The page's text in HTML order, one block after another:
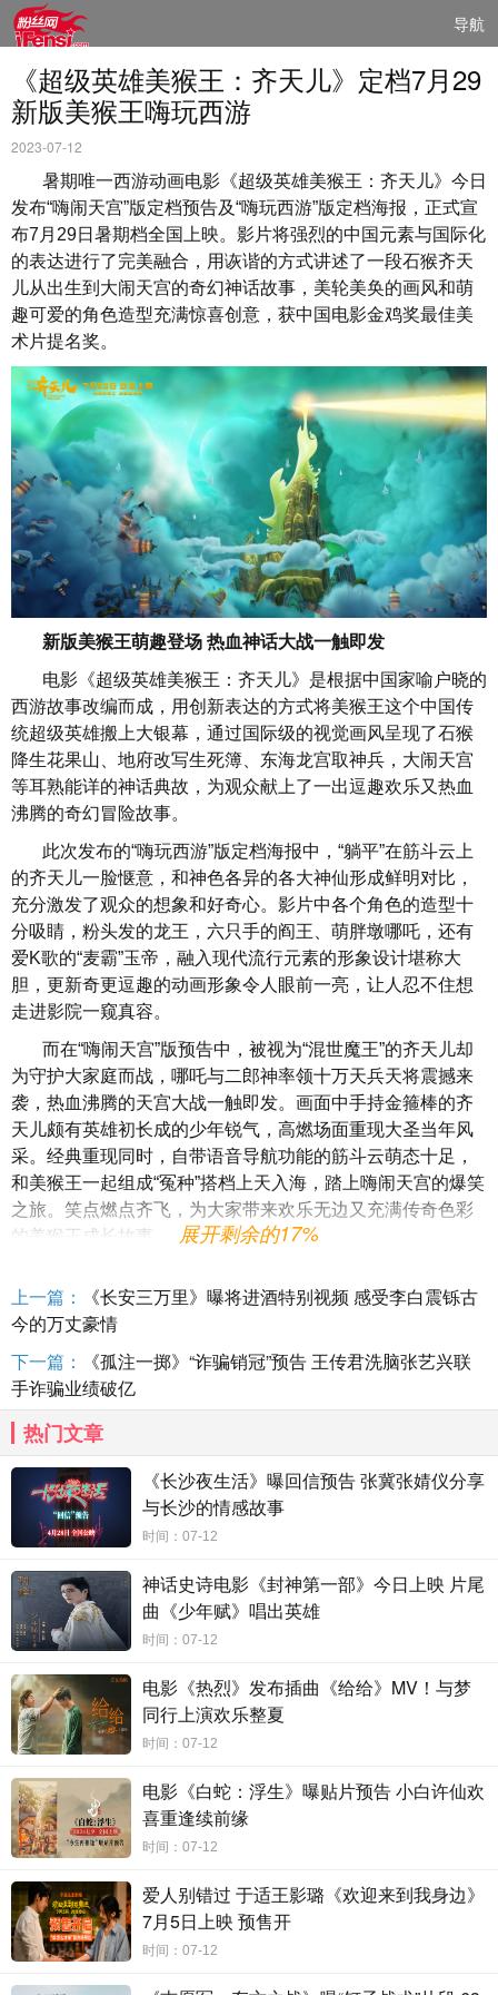
导航
《超级英雄美猴王：齐天儿》定档7月29
新版美猴王嗨玩西游
2023-07-12
暑期唯一西游动画电影《超级英雄美猴王：齐天儿》今日
发布“嗨闹天宫”版定档预告及“嗨玩西游”版定档海报，正式宣
布7月29日暑期档全国上映。影片将强烈的中国元素与国际化
的表达进行了完美融合，用诙谐的方式讲述了一段石猴齐天
儿从出生到大闹天宫的奇幻神话故事，美轮美奂的画风和萌
趣可爱的角色造型充满惊喜创意，获中国电影金鸡奖最佳美
术片提名奖。
新版美猴王萌趣登场 热血神话大战一触即发
电影《超级英雄美猴王：齐天儿》是根据中国家喻户晓的
西游故事改编而成，用创新表达的方式将美猴王这个中国传
统超级英雄搬上大银幕，通过国际级的视觉画风呈现了石猴
降生花果山、地府改写生死簿、东海龙宫取神兵，大闹天宫
等耳熟能详的神话典故，为观众献上了一出逗趣欢乐又热血
沸腾的奇幻冒险故事。
此次发布的“嗨玩西游”版定档海报中，“躺平”在筋斗云上
的齐天儿一脸惬意，和神色各异的各大神仙形成鲜明对比，
充分激发了观众的想象和好奇心。影片中各个角色的造型十
分吸睛，粉头发的龙王，六只手的阎王、萌胖墩哪吒，还有
爱K歌的“麦霸”玉帝，融入现代流行元素的形象设计堪称大
胆，更新奇更逗趣的动画形象令人眼前一亮，让人忍不住想
走进影院一窥真容。
而在“嗨闹天宫”版预告中，被视为“混世魔王”的齐天儿却
为守护大家庭而战，哪吒与二郎神率领十万天兵天将震撼来
袭，热血沸腾的天宫大战一触即发。画面中手持金箍棒的齐
天儿颇有英雄初长成的少年锐气，高燃场面重现大圣当年风
采。经典重现同时，自带语音导航功能的筋斗云萌态十足，
和美猴王一起组成“冤种”搭档上天入海，踏上嗨闹天宫的爆笑
之旅。笑点燃点齐飞，为大家带来欢乐无边又充满传奇色彩
的美猴王成长故事。
中国故事的全球化表达 暑期唯一西游动画点燃情怀
电影《超级英雄美猴王：齐天儿》是中国故事全球化表达
的精心之作，影片在视觉画面和角色塑造上充满想象力，带
来了一部完美融合中国传统元素与现代流行艺术的创新西
游、新版美猴王动画。影片的音乐更是由《狮子王》、《功
夫熊猫》等优秀作品的世界著名音乐家汉斯·季默的电影音乐
制作公司Bleeding Fingers Music公司原创呈现，势必为观众
献上一流的视听体验。
经典的《西游记》电视剧，还是上海美术电影厂的《大闹天
宫》动画片，独一无二的美猴王才是中国人心中无可替代的
超级英雄。今年，西游故事也如约而至，7月29日，让我们一
起走进影院，一同感受新版美猴王齐天儿逆天而行守护大家
庭的英雄故事。
展开剩余的17%
上一篇：
《长安三万里》曝将进酒特别视频 感受李白震铄古
今的万丈豪情
下一篇：
《孤注一掷》“诈骗销冠”预告 王传君洗脑张艺兴联
手诈骗业绩破亿
热门文章
《长沙夜生活》曝回信预告 张冀张婧仪分享
与长沙的情感故事
时间：07-12
神话史诗电影《封神第一部》今日上映 片尾
曲《少年赋》唱出英雄
时间：07-12
电影《热烈》发布插曲《给给》MV！与梦
同行上演欢乐整夏
时间：07-12
电影《白蛇：浮生》曝贴片预告 小白许仙欢
喜重逢续前缘
时间：07-12
爱人别错过 于适王影璐《欢迎来到我身边》
7月5日上映 预售开
时间：07-12